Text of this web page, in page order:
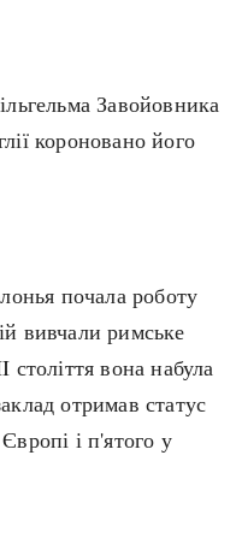
Завойовника
короновано його
почала роботу
вивчали римське
вона набула
отримав статус
і п'ятого у